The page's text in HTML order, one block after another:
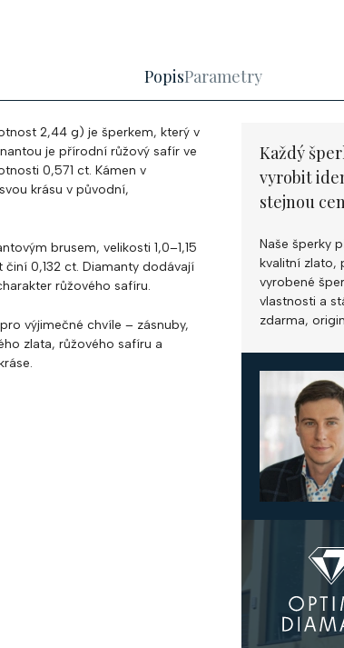
PopisParametry
2,44 g) je šperkem, který v
je přírodní růžový safír ve
0,571 ct. Kámen v
krásu v původní,
brusem, velikosti 1,0–1,15
0,132 ct. Diamanty dodávají
růžového safíru.
výjimečné chvíle – zásnuby,
zlata, růžového safíru a
Každý
vyrobit
stejnou
Naše šperky
kvalitní zlato,
vyrobené
vlastnosti a
zdarma,